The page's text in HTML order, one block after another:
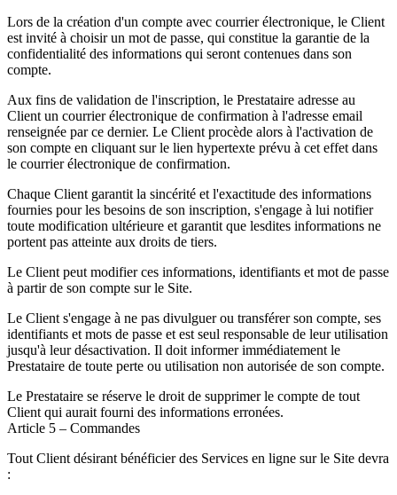
Lors de la création d'un compte avec courrier électronique, le Client
est invité à choisir un mot de passe, qui constitue la garantie de la
confidentialité des informations qui seront contenues dans son
compte.
Aux fins de validation de l'inscription, le Prestataire adresse au
Client un courrier électronique de confirmation à l'adresse email
renseignée par ce dernier. Le Client procède alors à l'activation de
son compte en cliquant sur le lien hypertexte prévu à cet effet dans
le courrier électronique de confirmation.
Chaque Client garantit la sincérité et l'exactitude des informations
fournies pour les besoins de son inscription, s'engage à lui notifier
toute modification ultérieure et garantit que lesdites informations ne
portent pas atteinte aux droits de tiers.
Le Client peut modifier ces informations, identifiants et mot de passe
à partir de son compte sur le Site.
Le Client s'engage à ne pas divulguer ou transférer son compte, ses
identifiants et mots de passe et est seul responsable de leur utilisation
jusqu'à leur désactivation. Il doit informer immédiatement le
Prestataire de toute perte ou utilisation non autorisée de son compte.
Le Prestataire se réserve le droit de supprimer le compte de tout
Client qui aurait fourni des informations erronées.
Article 5 – Commandes
Tout Client désirant bénéficier des Services en ligne sur le Site devra
: